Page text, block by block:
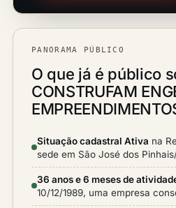
PANORAMA PÚBLICO
O que já é público
CONSTRUFAM
Situação cadastral Ativa na
sede em São José dos
36 anos e 6 meses de
10/12/1989, uma empresa